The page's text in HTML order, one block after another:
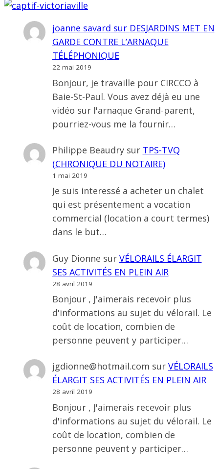
joanne savard sur DESJARDINS MET EN
GARDE CONTRE L’ARNAQUE
TÉLÉPHONIQUE
22 mai 2019
Bonjour, je travaille pour CIRCCO à
Baie-St-Paul. Vous avez déjà eu une
vidéo sur l'arnaque Grand-parent,
pourriez-vous me la fournir…
Philippe Beaudrysur TPS-TVQ
(CHRONIQUE DU NOTAIRE)
1 mai 2019
Je suis interessé a acheter un chalet
qui est présentement a vocation
commercial (location a court termes)
dans le but…
Guy Dionne sur VÉLORAILS ÉLARGIT
SES ACTIVITÉS EN PLEIN AIR
28 avril 2019
Bonjour , J'aimerais recevoir plus
d'informations au sujet du vélorail. Le
coût de location, combien de
personne peuvent y participer…
jgdionne@hotmail.com sur VÉLORAILS
ÉLARGIT SES ACTIVITÉS EN PLEIN AIR
28 avril 2019
Bonjour , J'aimerais recevoir plus
d'informations au sujet du vélorail. Le
coût de location, combien de
personne peuvent y participer…